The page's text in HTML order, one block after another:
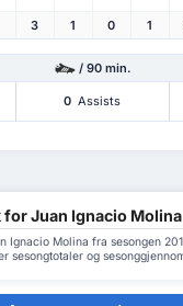
3 1 0 1
/ 90 min.
0 Assists
Juan Ignacio Molina
Ignacio Molina fra sesongen
sesongtotaler og